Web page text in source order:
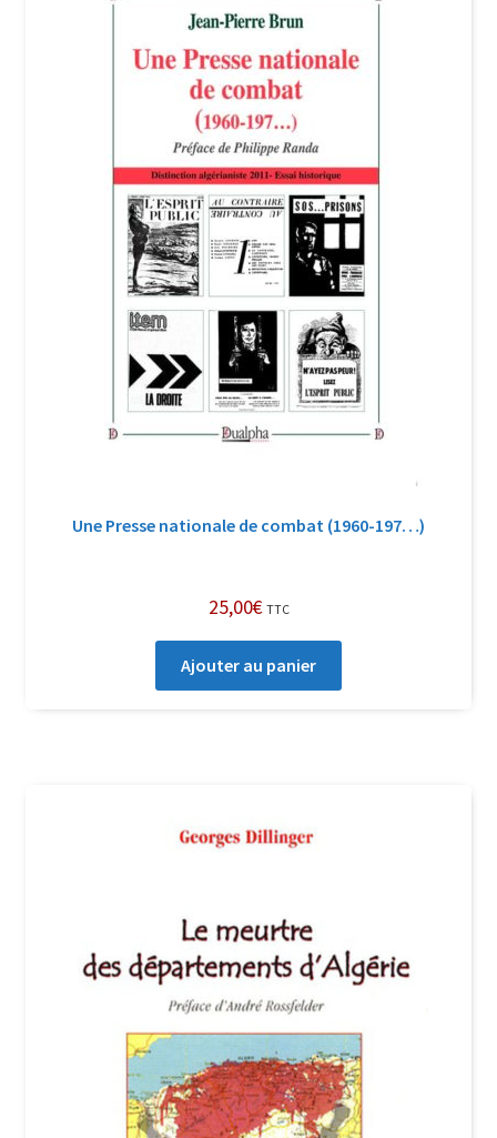
Une Presse nationale de combat (1960-197…)
25,00€ TTC
Ajouter au panier